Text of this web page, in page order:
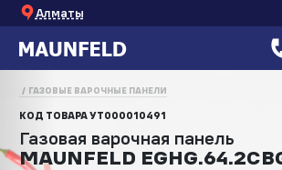
Алматы
ГАЗОВЫЕ ВАРОЧНЫЕ ПАНЕЛИ
КОД ТОВАРАУТ000010491
Газовая варочная панель
MAUNFELD